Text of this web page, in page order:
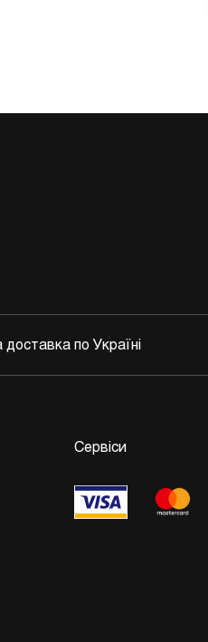
по Україні
Сервіси